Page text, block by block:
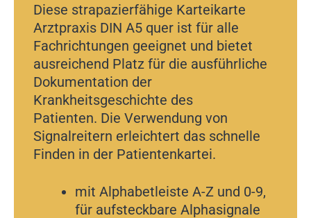
Diese strapazierfähige Karteikarte
Arztpraxis DIN A5 quer ist für alle
Fachrichtungen geeignet und bietet
ausreichend Platz für die ausführliche
Dokumentation der
Krankheitsgeschichte des
Patienten. Die Verwendung von
Signalreitern erleichtert das schnelle
Finden in der Patientenkartei.
mit Alphabetleiste A-Z und 0-9,
für aufsteckbare Alphasignale